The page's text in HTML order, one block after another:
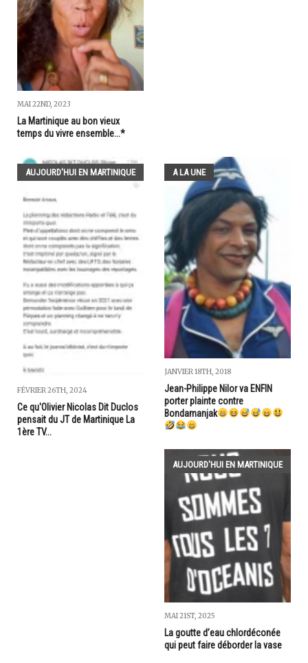
MAI 22ND, 2023
La Martinique au bon vieux
temps du vivre ensemble...*
AUJOURD'HUI EN MARTINIQUE
FÉVRIER 26TH, 2024
Ce qu'Olivier Nicolas Dit Duclos
pensait du JT de Martinique La
1ère TV...
A LA UNE
JANVIER 18TH, 2018
Jean-Philippe Nilor va ENFIN
porter plainte contre
Bondamanjak
AUJOURD'HUI EN MARTINIQUE
MAI 21ST, 2025
La goutte d’eau chlordéconée
qui peut faire déborder la vase